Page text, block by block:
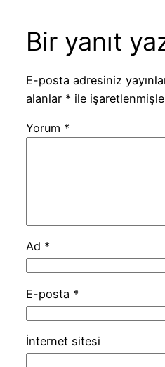
Bir yanıt
E-posta adresiniz
alanlar * ile
Yorum *
Ad *
E-posta *
İnternet sitesi